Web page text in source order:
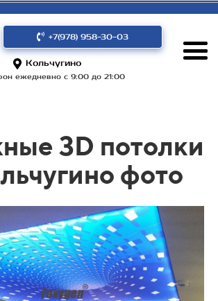
+7(978) 958-30-03
Кольчугино
ежедневно с 9:00 до 21:00
3D потолки
фото